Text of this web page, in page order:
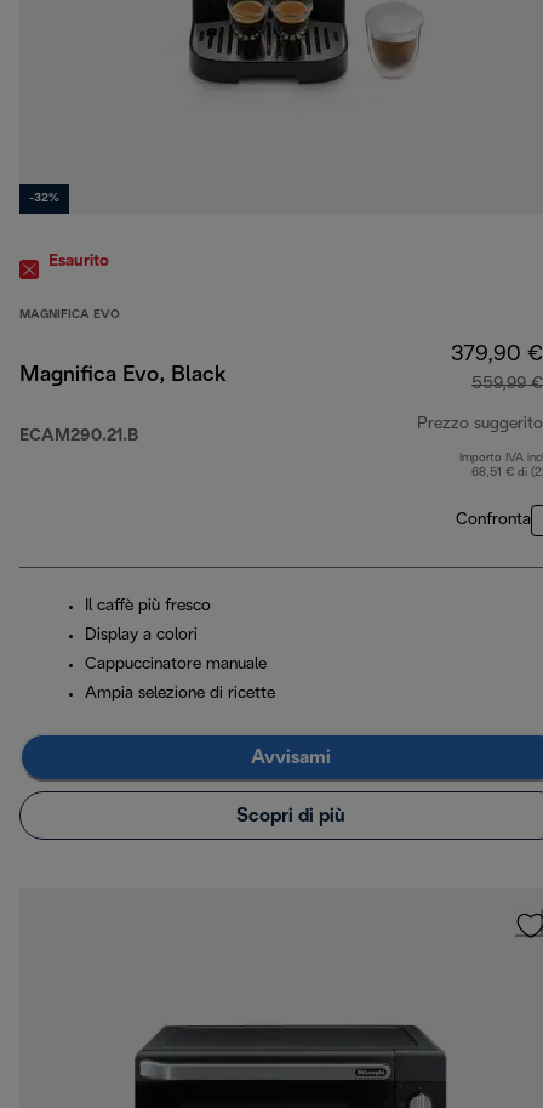
-32%
Esaurito
MAGNIFICA EVO
Magnifica Evo, Black
ECAM290.21.B
379,90 €
559,99 €
Prezzo suggerito
Importo IVA
68,51 € di
Confronta
Il caffè più fresco
Display a colori
Cappuccinatore manuale
Ampia selezione di ricette
Avvisami
Scopri di più